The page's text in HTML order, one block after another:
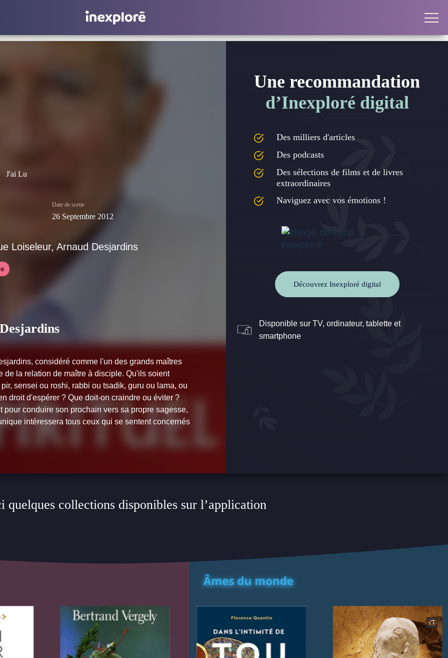
J'ai Lu
Date de sortie
26 Septembre 2012
Loiseleur, Arnaud Desjardins
considéré comme l'un des grands maîtres
de la relation de maître à disciple. Qu'ils soient
sensei ou roshi, rabbi ou tsadik, guru ou lama, ou
droit d'espérer ? Que doit-on craindre ou éviter ?
conduire son prochain vers sa propre sagesse,
intéressera tous ceux qui se sentent concernés
Une recommandation
d’Inexploré digital
Des milliers d'articles
Des podcasts
Des sélections de films et de livres
extraordinaires
Naviguez avec vos émotions !
Découvrez Inexploré digital
Disponible sur TV, ordinateur, tablette et
smartphone
quelques collections disponibles sur l’application